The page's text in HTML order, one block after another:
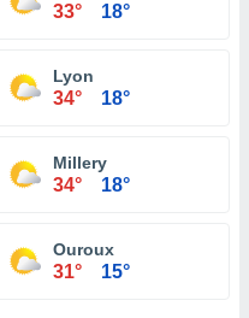
33° 18°
Lyon
34° 18°
Millery
34° 18°
Ouroux
31° 15°